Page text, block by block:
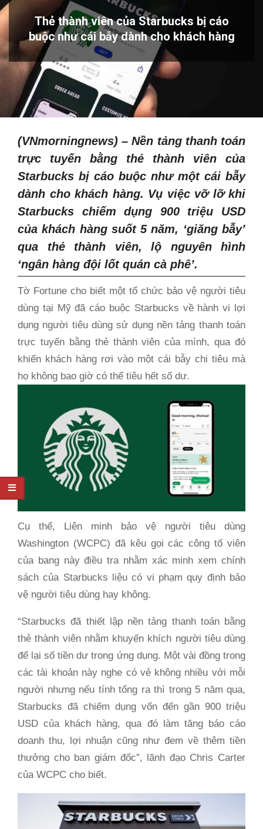
Thẻ thành viên của Starbucks bị cáo
buộc như cái bẫy dành cho khách hàng
(VNmorningnews) –Nền tảng thanh toán
trực tuyến bằng thẻ thành viên của
Starbucks bị cáo buộc như một cái bẫy
dành cho khách hàng. Vụ việc vỡ lỡ khi
Starbucks chiếm dụng 900 triệu USD
của khách hàng suốt 5 năm, ‘giăng bẫy’
qua thẻ thành viên, lộ nguyên hình
‘ngân hàng đội lốt quán cà phê’.
Tờ Fortune cho biết một tổ chức bảo vệ người tiêu
dùng tại Mỹ đã cáo buộc Starbucks về hành vi lợi
dụng người tiêu dùng sử dụng nền tảng thanh toán
trực tuyến bằng thẻ thành viên của mình, qua đó
khiến khách hàng rơi vào một cái bẫy chi tiêu mà
họ không bao giờ có thể tiêu hết số dư.
Cụ thể, Liên minh bảo vệ người tiêu dùng
Washington (WCPC) đã kêu gọi các công tố viên
của bang này điều tra nhằm xác minh xem chính
sách của Starbucks liệu có vi phạm quy định bảo
vệ người tiêu dùng hay không.
“Starbucks đã thiết lập nền tảng thanh toán bằng
thẻ thành viên nhằm khuyến khích người tiêu dùng
để lại số tiền dư trong ứng dụng. Một vài đồng trong
các tài khoản này nghe có vẻ không nhiều với mỗi
người nhưng nếu tính tổng ra thì trong 5 năm qua,
Starbucks đã chiếm dụng vốn đến gần 900 triệu
USD của khách hàng, qua đó làm tăng báo cáo
doanh thu, lợi nhuận cũng như đem về thêm tiền
thưởng cho ban giám đốc”, lãnh đạo Chris Carter
của WCPC cho biết.